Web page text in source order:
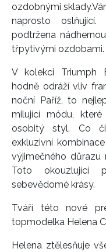
ozdobnými sklady.
naprosto
podtržena
třpytivými ozdobami.
V kolekci Triumph
hodně odráží vliv
noční Paříž, to
milující módu,
osobitý styl. Co
exkluzivní
výjimečného důrazu
Toto okouzlující
sebevědomé krásy.
Tváří této nové
topmodelka Helena
Helena ztělesňuje